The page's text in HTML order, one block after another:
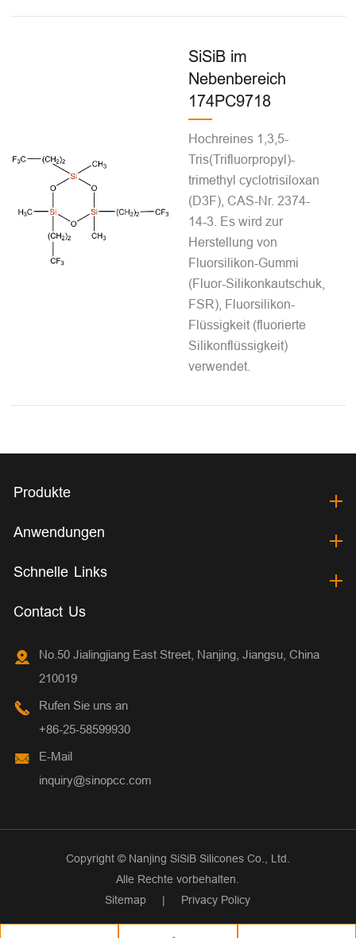
SiSiB im
Nebenbereich
174PC9718
Hochreines 1,3,5-
Tris(Trifluorpropyl)-
trimethyl cyclotrisiloxan
(D3F), CAS-Nr. 2374-
14-3. Es wird zur
Herstellung von
Fluorsilikon-Gummi
(Fluor-Silikonkautschuk,
FSR), Fluorsilikon-
Flüssigkeit (fluorierte
Silikonflüssigkeit)
verwendet.
Produkte
Anwendungen
Schnelle Links
Contact Us
No.50 Jialingjiang East Street, Nanjing, Jiangsu, China
210019
Rufen Sie uns an
+86-25-58599930
E-Mail
inquiry@sinopcc.com
Copyright © Nanjing SiSiB Silicones Co., Ltd.
Alle Rechte vorbehalten.
Sitemap
| Privacy Policy